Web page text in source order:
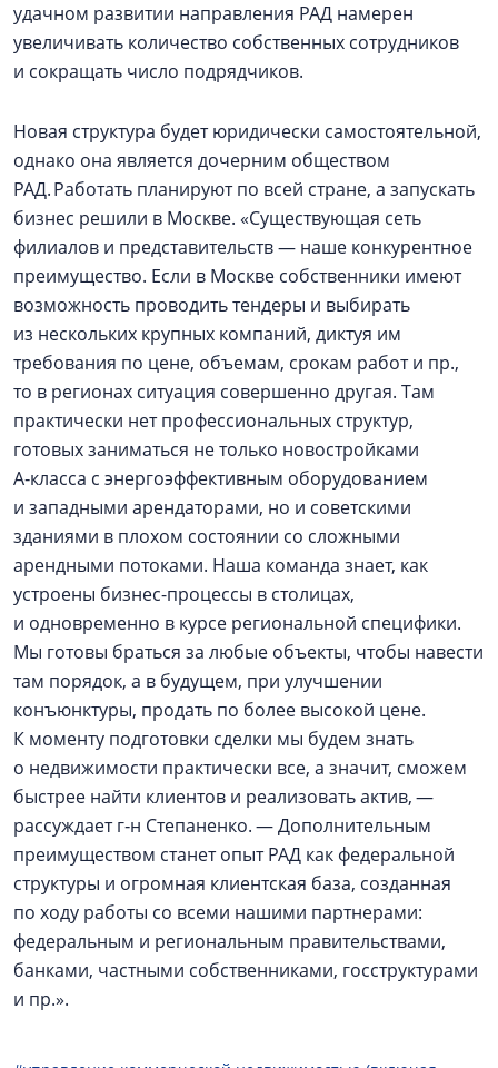
удачном развитии направления РАД намерен
увеличивать количество собственных сотрудников
и сокращать число подрядчиков.
Новая структура будет юридически самостоятельной,
однако она является дочерним обществом
РАД. Работать планируют по всей стране, а запускать
бизнес решили в Москве. «Существующая сеть
филиалов и представительств — наше конкурентное
преимущество. Если в Москве собственники имеют
возможность проводить тендеры и выбирать
из нескольких крупных компаний, диктуя им
требования по цене, объемам, срокам работ и пр.,
то в регионах ситуация совершенно другая. Там
практически нет профессиональных структур,
готовых заниматься не только новостройками
А‑класса с энергоэффективным оборудованием
и западными арендаторами, но и советскими
зданиями в плохом состоянии со сложными
арендными потоками. Наша команда знает, как
устроены бизнес-процессы в столицах,
и одновременно в курсе региональной специфики.
Мы готовы браться за любые объекты, чтобы навести
там порядок, а в будущем, при улучшении
конъюнктуры, продать по более высокой цене.
К моменту подготовки сделки мы будем знать
о недвижимости практически все, а значит, сможем
быстрее найти клиентов и реализовать актив, —
рассуждает г‑н Степаненко. — Дополнительным
преимуществом станет опыт РАД как федеральной
структуры и огромная клиентская база, созданная
по ходу работы со всеми нашими партнерами:
федеральным и региональным правительствами,
банками, частными собственниками, госструктурами
и пр.».